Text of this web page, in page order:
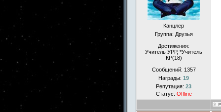
Канцлер
Группа: Друзья
Достижения:
Учитель УРР, *Учитель
КР(18)
Сообщений: 1357
Награды: 19
Репутация: 23
Статус: Offline